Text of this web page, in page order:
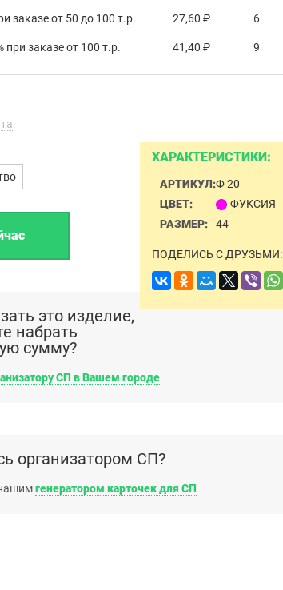
заказе от 50 до 100 т.р. 27,60 ₽ 6
при заказе от 100 т.р. 41,40 ₽ 9
ХАРАКТЕРИСТИКИ:
АРТИКУЛ:Ф 20
ЦВЕТ:
ФУКСИЯ
РАЗМЕР:
44
ПОДЕЛИСЬ С ДРУЗЬМИ:
это изделие,
набрать
сумму?
СП в Вашем городе
организатором СП?
генератором карточек для СП
,СДЭК , DPD, а
усмотрению.